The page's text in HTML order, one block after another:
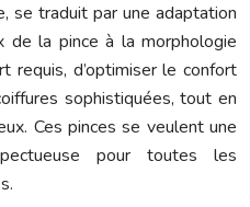
se traduit par une adaptation
la pince à la morphologie
requis, d’optimiser le confort
sophistiquées, tout en
Ces pinces se veulent une
pour toutes les